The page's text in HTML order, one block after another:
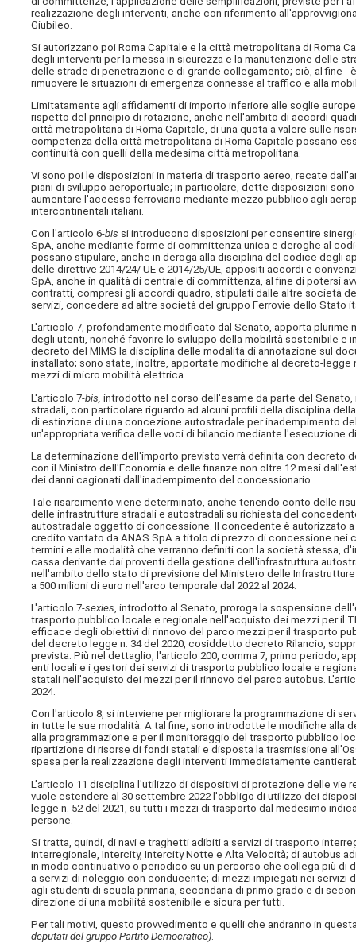
realizzazione degli interventi, anche con riferimento
Giubileo.
Si autorizzano poi Roma Capitale e la città metropolitana di Roma
degli interventi per la messa in sicurezza e la manutenzione delle
delle strade di penetrazione e di grande collegamento; ciò, al fine -
rimuovere le situazioni di emergenza connesse al traffico e alla
Limitatamente agli affidamenti di importo inferiore alle soglie
rispetto del principio di rotazione, anche nell'ambito di accordi
città metropolitana di Roma Capitale, di una quota a valere sulle
competenza della città metropolitana di Roma Capitale possano
continuità con quelli della medesima città metropolitana.
Vi sono poi le disposizioni in materia di trasporto aereo, recate
piani di sviluppo aeroportuale; in particolare, dette disposizioni
aumentare l'accesso ferroviario mediante mezzo pubblico agli
intercontinentali italiani.
Con l'articolo 6-bis si introducono disposizioni per consentire
SpA, anche mediante forme di committenza unica e deroghe al
possano stipulare, anche in deroga alla disciplina del codice degli
delle direttive 2014/24/ UE e 2014/25/UE, appositi accordi e
SpA, anche in qualità di centrale di committenza, al fine di potersi
contratti, compresi gli accordi quadro, stipulati dalle altre società
servizi, concedere ad altre società del gruppo Ferrovie dello Stato
L'articolo 7, profondamente modificato dal Senato, apporta
degli utenti, nonché favorire lo sviluppo della mobilità sostenibile e
decreto del MIMS la disciplina delle modalità di annotazione sul
installato; sono state, inoltre, apportate modifiche al decreto-legge
mezzi di micro mobilità elettrica.
L'articolo 7-bis, introdotto nel corso dell'esame da parte del
stradali, con particolare riguardo ad alcuni profili della disciplina
di estinzione di una concezione autostradale per inadempimento
un'appropriata verifica delle voci di bilancio mediante l'esecuzione
La determinazione dell'importo previsto verrà definita con
con il Ministro dell'Economia e delle finanze non oltre 12 mesi
dei danni cagionati dall'inadempimento del concessionario.
Tale risarcimento viene determinato, anche tenendo conto delle
delle infrastrutture stradali e autostradali su richiesta del
autostradale oggetto di concessione. Il concedente è autorizzato
credito vantato da ANAS SpA a titolo di prezzo di concessione nei
termini e alle modalità che verranno definiti con la società stessa,
cassa derivante dai proventi della gestione dell'infrastruttura
nell'ambito dello stato di previsione del Ministero delle
a 500 milioni di euro nell'arco temporale dal 2022 al 2024.
L'articolo 7-sexies, introdotto al Senato, proroga la sospensione
trasporto pubblico locale e regionale nell'acquisto dei mezzi per il
efficace degli obiettivi di rinnovo del parco mezzi per il trasporto
del decreto legge n. 34 del 2020, cosiddetto decreto Rilancio,
prevista. Più nel dettaglio, l'articolo 200, comma 7, primo periodo,
enti locali e i gestori dei servizi di trasporto pubblico locale e
statali nell'acquisto dei mezzi per il rinnovo del parco autobus.
2024.
Con l'articolo 8, si interviene per migliorare la programmazione di
in tutte le sue modalità. A tal fine, sono introdotte le modifiche alla
alla programmazione e per il monitoraggio del trasporto pubblico
ripartizione di risorse di fondi statali e disposta la trasmissione
spesa per la realizzazione degli interventi immediatamente
L'articolo 11 disciplina l'utilizzo di dispositivi di protezione delle vie
vuole estendere al 30 settembre 2022 l'obbligo di utilizzo dei
legge n. 52 del 2021, su tutti i mezzi di trasporto dal medesimo
persone.
Si tratta, quindi, di navi e traghetti adibiti a servizi di trasporto
interregionale, Intercity, Intercity Notte e Alta Velocità; di autobus
in modo continuativo o periodico su un percorso che collega più di
a servizi di noleggio con conducente; di mezzi impiegati nei
agli studenti di scuola primaria, secondaria di primo grado e di
direzione di una mobilità sostenibile e sicura per tutti.
Per tali motivi, questo provvedimento e quelli che andranno in
deputati del gruppo Partito Democratico)